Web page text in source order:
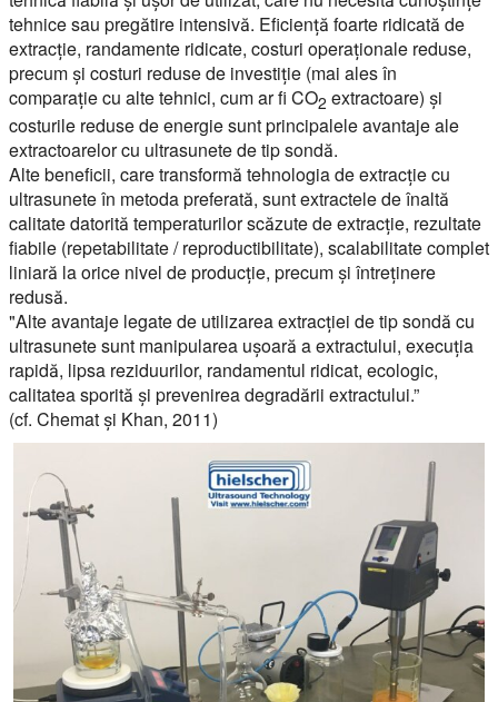
tehnice sau pregătire intensivă. Eficiență foarte ridicată de
extracție, randamente ridicate, costuri operaționale reduse,
precum și costuri reduse de investiție (mai ales în
comparație cu alte tehnici, cum ar fi CO2 extractoare) și
costurile reduse de energie sunt principalele avantaje ale
extractoarelor cu ultrasunete de tip sondă.
Alte beneficii, care transformă tehnologia de extracție cu
ultrasunete în metoda preferată, sunt extractele de înaltă
calitate datorită temperaturilor scăzute de extracție, rezultate
fiabile (repetabilitate / reproductibilitate), scalabilitate complet
liniară la orice nivel de producție, precum și întreținere
redusă.
"Alte avantaje legate de utilizarea extracției de tip sondă cu
ultrasunete sunt manipularea ușoară a extractului, execuția
rapidă, lipsa reziduurilor, randamentul ridicat, ecologic,
calitatea sporită și prevenirea degradării extractului.”
(cf. Chemat și Khan, 2011)